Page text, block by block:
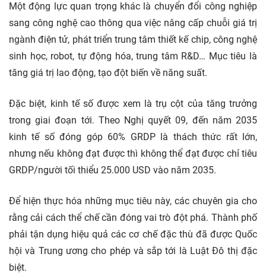
Một động lực quan trọng khác là chuyển đổi công nghiệp
sang công nghệ cao thông qua việc nâng cấp chuỗi giá trị
ngành điện tử, phát triển trung tâm thiết kế chip, công nghệ
sinh học, robot, tự động hóa, trung tâm R&D… Mục tiêu là
tăng giá trị lao động, tạo đột biến về năng suất.
Đặc biệt, kinh tế số được xem là trụ cột của tăng trưởng
trong giai đoạn tới. Theo Nghị quyết 09, đến năm 2035
kinh tế số đóng góp 60% GRDP là thách thức rất lớn,
nhưng nếu không đạt được thì không thể đạt được chỉ tiêu
GRDP/người tối thiểu 25.000 USD vào năm 2035.
Để hiện thực hóa những mục tiêu này, các chuyên gia cho
rằng cải cách thể chế cần đóng vai trò đột phá. Thành phố
phải tận dụng hiệu quả các cơ chế đặc thù đã được Quốc
hội và Trung ương cho phép và sắp tới là Luật Đô thị đặc
biệt.